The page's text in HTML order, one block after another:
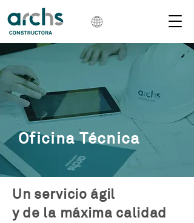
Oficina Técnica
Un servicio ágil
y de la máxima calidad